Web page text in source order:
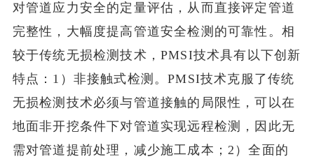
对管道应力安全的定量评估，从而直接评定管道
完整性，大幅度提高管道安全检测的可靠性。相
较于传统无损检测技术，PMSI技术具有以下创新
特点：1）非接触式检测。PMSI技术克服了传统
无损检测技术必须与管道接触的局限性，可以在
地面非开挖条件下对管道实现远程检测，因此无
需对管道提前处理，减少施工成本；2）全面的